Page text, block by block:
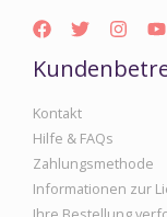
Kontakt
Hilfe & FAQs
Zahlungsmethode
Informationen zur